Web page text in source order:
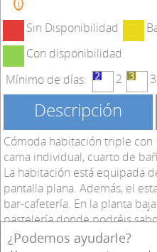
Sin Disponibilidad
Con disponibilidad
Mínimo de días:
2 3
Descripción
Cómoda habitación triple con
cama individual, cuarto de
La habitación está equipada
pantalla plana. Además, el
bar-cafetería. En la planta
pastelería donde podréis
Andorra.
¿Podemos ayudarle?